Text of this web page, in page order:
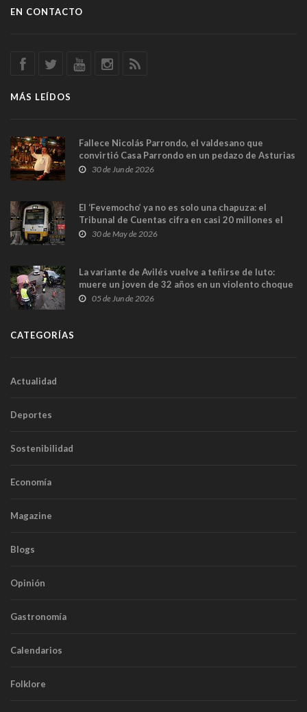
EN CONTACTO
MÁS LEÍDOS
Fallece Nicolás Parrondo, el valdesano que
convirtió Casa Parrondo en un pedazo de Asturias
en Madrid
30 de Jun de 2026
El ‘Fevemocho’ ya no es solo una chapuza: el
Tribunal de Cuentas cifra en casi 20 millones el
sobrecoste de los trenes que no cabían por los
30 de May de 2026
La variante de Avilés vuelve a teñirse de luto:
muere un joven de 32 años en un violento choque
frontal
05 de Jun de 2026
CATEGORÍAS
Actualidad
Deportes
Sostenibilidad
Economía
Magazine
Blogs
Opinión
Gastronomía
Calendarios
Folklore